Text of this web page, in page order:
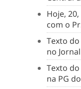
Hoje,
com o
Texto
no
Texto
na PG